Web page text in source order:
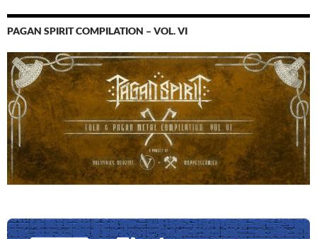
PAGAN SPIRIT COMPILATION – VOL. VI